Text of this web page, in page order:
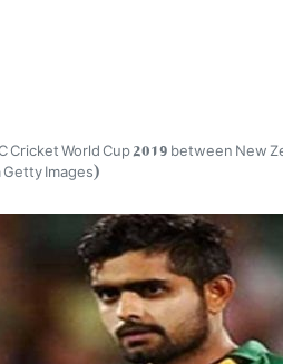
World Cup 2019 between New
Images)